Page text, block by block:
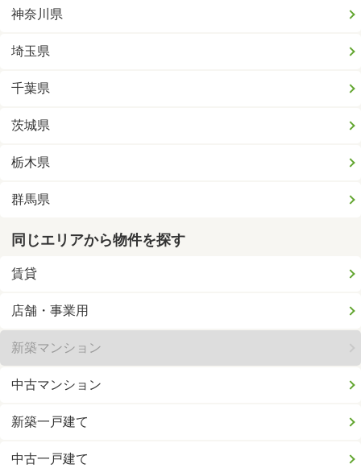
神奈川県
埼玉県
千葉県
茨城県
栃木県
群馬県
同じエリアから物件を探す
賃貸
店舗・事業用
新築マンション
中古マンション
新築一戸建て
中古一戸建て